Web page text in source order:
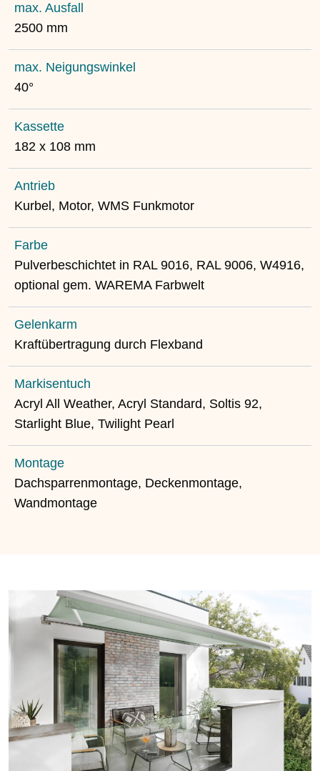
max. Ausfall
2500 mm
max. Neigungswinkel
40°
Kassette
182 x 108 mm
Antrieb
Kurbel, Motor, WMS Funkmotor
Farbe
Pulverbeschichtet in RAL 9016, RAL 9006, W4916,
optional gem. WAREMA Farbwelt
Gelenkarm
Kraftübertragung durch Flexband
Markisentuch
Acryl All Weather, Acryl Standard, Soltis 92,
Starlight Blue, Twilight Pearl
Montage
Dachsparrenmontage, Deckenmontage,
Wandmontage